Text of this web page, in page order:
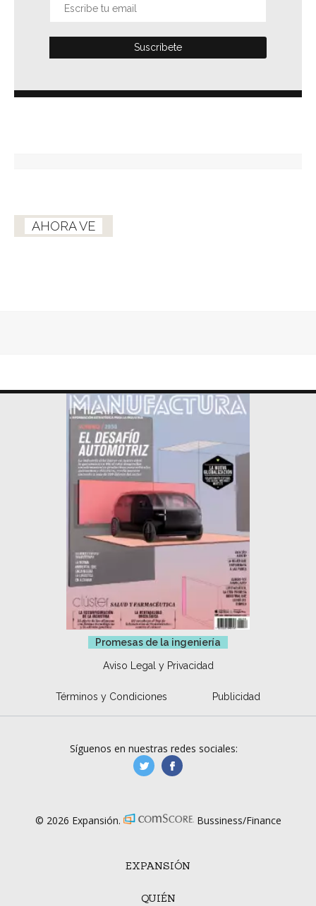
AHORA VE
Promesas de la ingeniería
Aviso Legal y Privacidad
Términos y Condiciones Publicidad
EXPANSIÓN
QUIÉN
Síguenos en nuestras redes sociales:
manufacturaGE
© 2026 Expansión. Bussiness/Finance